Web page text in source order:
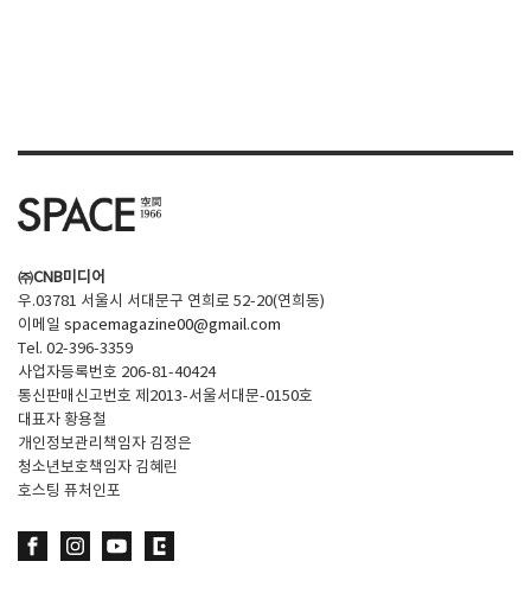
기사문의
Contact
㈜CNB미디어
우.03781 서울시 서대문구 연희로 52-20(연희동)
이메일 spacemagazine00@gmail.com
Tel. 02-396-3359
사업자등록번호 206-81-40424
통신판매신고번호 제2013-서울서대문-0150호
대표자 황용철
개인정보관리책임자 김정은
청소년보호책임자 김혜린
호스팅 퓨처인포